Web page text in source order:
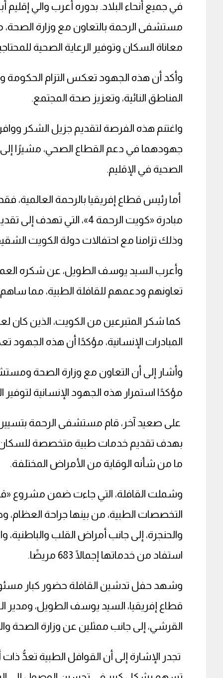
في جميع أنحاء البلاد. بدوره أعرب والي
مستشفى الرحمة بالتعاون مع وزارة
معاناة السكان وتوفير الرعاية الصحية
وأكد أن هذه الجهود تعكس التزام الحكومة
المناطق النائية، وتعزيز صحة المجتمع.
واغتنم هذه الفرصة لتقديم جزيل الشكر
جهودهما في دعم القطاع الصحي، مشيرًا
الصحية في الإقليم.
أما رئيس قطاع إفريقيا بالرحمة العالمية،
مبادرة «كويت الرحمة 4»،
وذلك تزامنا مع احتفالات دولة الكويت
وأعرب السيد يوسف الطويل، عن شكره العميق
تعاونهم ودعمهم للقافلة الطبية، مما
كما شكر المتبرعين من الكويت، الذين
المبادرات الإنسانية، مؤكدًا أن هذه
وأشار إلى أن التعاون مع وزارة الصحة
مؤكدًا استمرار هذه الجهود الإنسانية
على صعيد آخر، قام مستشفى الرحمة بتسيير
بهدف تقديم خدمات طبية متخصصة للسكان
ما من شأنه الوقاية من الأمراض المختلفة.
التخصصات الطبية، من بينها جراحة العظام،
والحنجرة، إلى جانب أمراض القلب والباطنية،
استفاد من خدماتها إجمالًا 683 مريضًا.
وشهد حفل تدشين القافلة حضور كبار
قطاع إفريقيا، السيد يوسف الطويل، ومدير
القرشي، إلى جانب ممثلين عن وزارة الصحة
تجدر الإشارة إلى أن القوافل الطبية تعدُّ ذات